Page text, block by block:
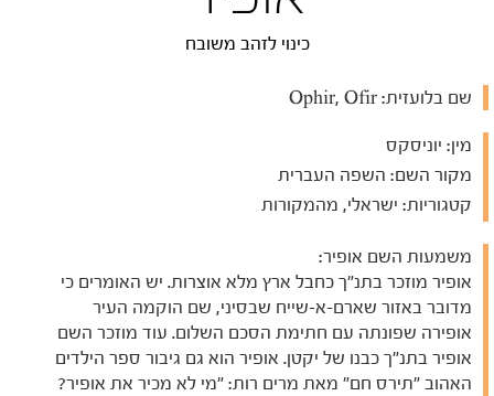
כינוי לזהב משובח
שם בלועזית:
מין: יוניסקס
מקור השם: השפה העברית
קטגוריות: ישראלי, מהמקורות
משמעות השם אופיר:
אופיר מוזכר בתנ"ך כחבל ארץ מלא אוצרות. יש האומרים כי
מדובר באזור שארם-א-שייח שבסיני, שם הוקמה העיר
אופירה שפונתה עם חתימת הסכם השלום. עוד מוזכר השם
אופיר בתנ"ך כבנו של יקטן. אופיר הוא גם גיבור ספר הילדים
האהוב "תירס חם" מאת מרים רות: "מי לא מכיר את אופיר?